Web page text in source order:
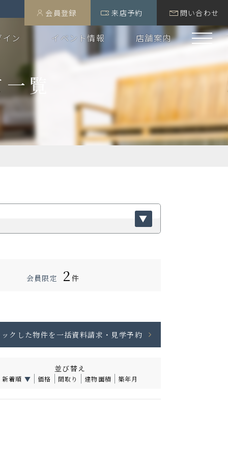
会員登録 来店予約 問い合わせ
ン イベント情報 店舗案内
覧
会員限定 2 件
並び替え
新着順 ▼ 価格 間取り 建物面積 築年月